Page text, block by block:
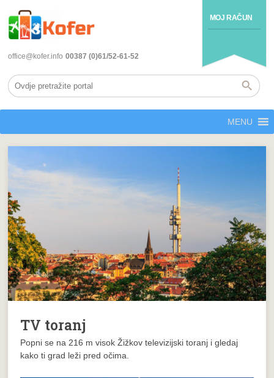
MOJ RAČUN
office@kofer.info 00387 (0)61/52-61-52
MENU
TV toranj
Popni se na 216 m visok Žižkov televizijski toranj i gledaj
kako ti grad leži pred očima.